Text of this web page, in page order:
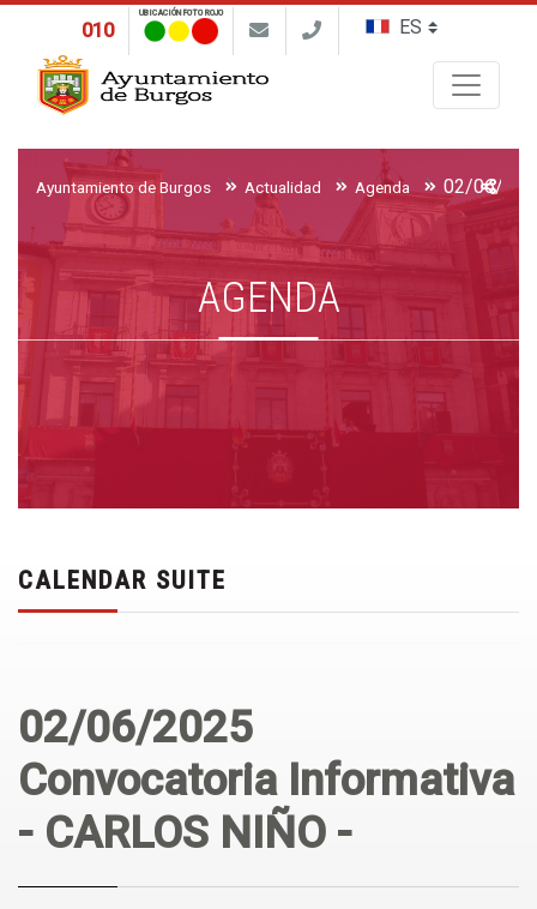
010
UBICACIÓN FOTO ROJO
Ayuntamiento de Burgos Actualidad Agenda
AGENDA
CALENDAR SUITE
02/06/2025
Convocatoria Informativa
- CARLOS NIÑO -